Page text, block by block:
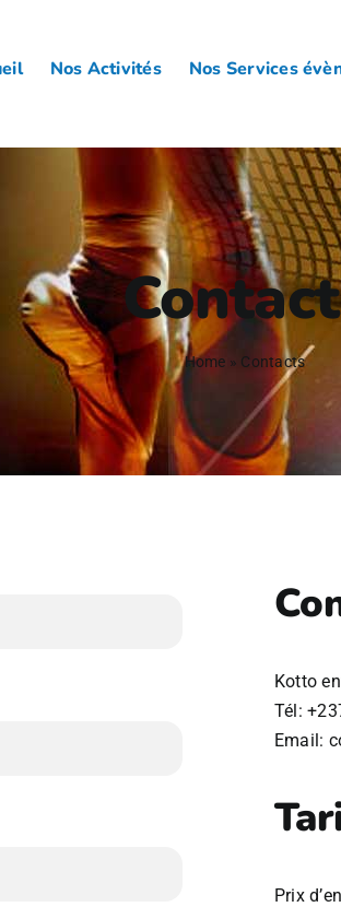
Nos Activités Nos Services
Home » Contacts
Kotto
Tél:
Email:
Prix